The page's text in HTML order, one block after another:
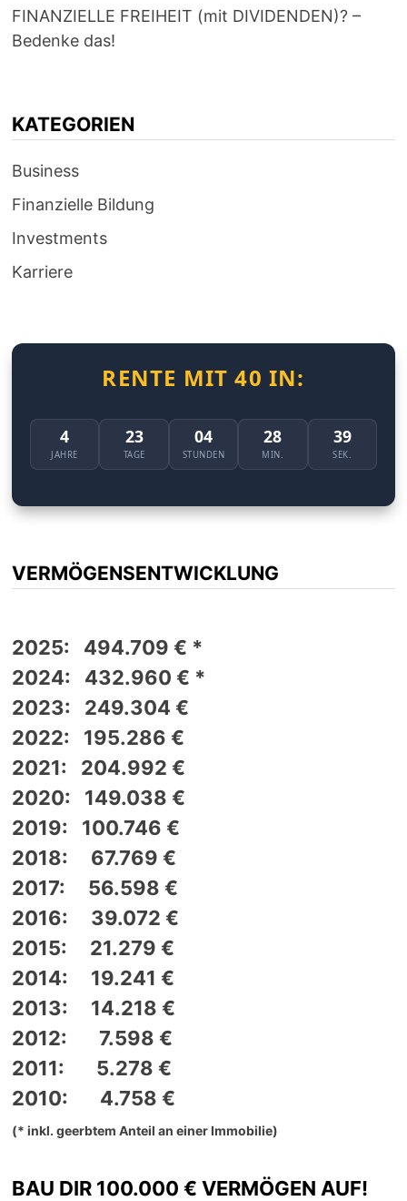
FINANZIELLE FREIHEIT (mit DIVIDENDEN)? –
Bedenke das!
KATEGORIEN
Business
Finanzielle Bildung
Investments
Karriere
RENTE MIT 40 IN:
4
JAHRE
23
TAGE
04
STUNDEN
28
MIN.
39
SEK.
VERMÖGENSENTWICKLUNG
2025: 494.709 € *
2024: 432.960 € *
2023: 249.304 €
2022: 195.286 €
2021: 204.992 €
2020: 149.038 €
2019: 100.746 €
2018: 67.769 €
2017: 56.598 €
2016: 39.072 €
2015: 21.279 €
2014: 19.241 €
2013: 14.218 €
2012: 7.598 €
2011: 5.278 €
2010: 4.758 €
(* inkl. geerbtem Anteil an einer Immobilie)
BAU DIR 100.000 € VERMÖGEN AUF!